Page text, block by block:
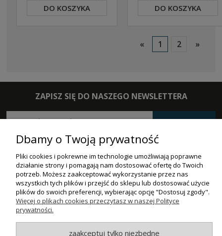
DO KOSZYKA DO KOSZYKA
« 1 2 »
ZAPISZ SIĘ DO NASZEGO NEWSLETTERA
ZAPISZ SIĘ
ZAKUPY
POMOC
MOJE KONTO
Dbamy o Twoją prywatność
Pliki cookies i pokrewne im technologie umożliwiają poprawne
działanie strony i pomagają nam dostosować ofertę do Twoich
potrzeb. Możesz zaakceptować wykorzystanie przez nas
wszystkich tych plików i przejść do sklepu lub dostosować użycie
plików do swoich preferencji, wybierając opcję "Dostosuj zgody".
Więcej o plikach cookies przeczytasz w naszej Polityce
prywatności.
zaakceptuj tylko niezbędne